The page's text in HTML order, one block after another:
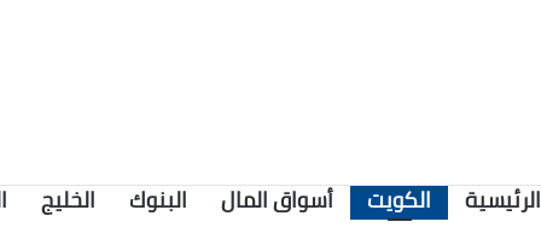
الرئيسية الكويت أسواق المال البنوك الخليج